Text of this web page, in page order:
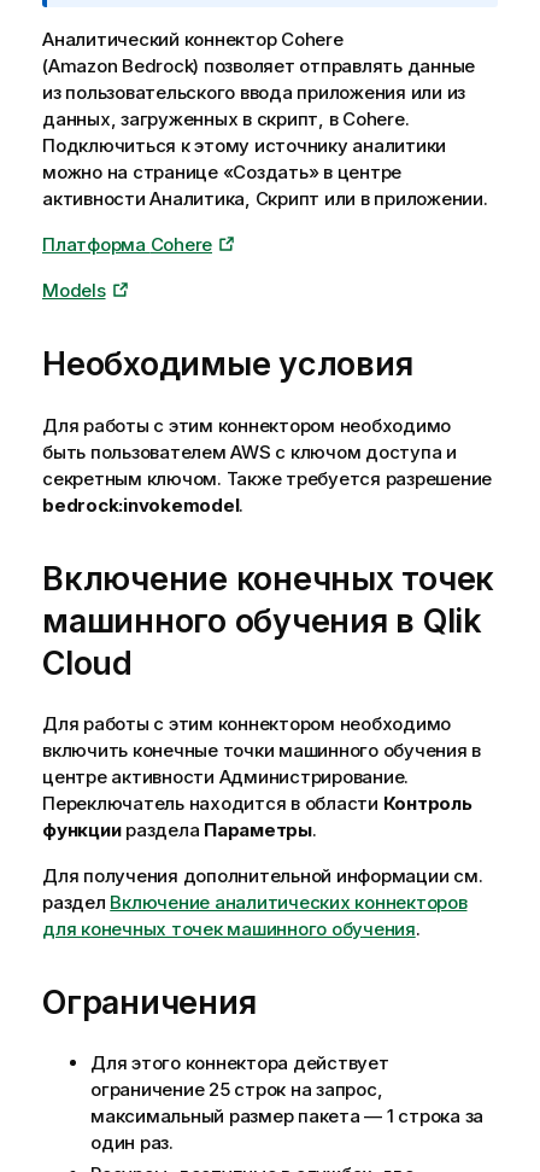
м
а
ц
и
и
Аналитический коннектор Cohere
(Amazon Bedrock) позволяет отправлять данные
из пользовательского ввода приложения или из
данных, загруженных в скрипт, в Cohere.
Подключиться к этому источнику аналитики
можно на странице «Создать» в центре
активностиАналитика, Скрипт или в приложении.
Платформа Cohere
Models
Необходимые условия
Для работы с этим коннектором необходимо
быть пользователемAWS с ключом доступа и
секретным ключом. Также требуется разрешение
bedrock:invokemodel.
Включение конечных точек
машинного обучения в Qlik
Cloud
Для работы с этим коннектором необходимо
включить конечные точки машинного обучения в
центре активности Администрирование.
Переключатель находится в области Контроль
функциираздела Параметры.
Для получения дополнительной информации см.
раздел Включение аналитических коннекторов
для конечных точек машинного обучения.
Ограничения
Для этого коннектора действует
ограничение 25 строк на запрос,
максимальный размер пакета — 1 строка за
один раз.